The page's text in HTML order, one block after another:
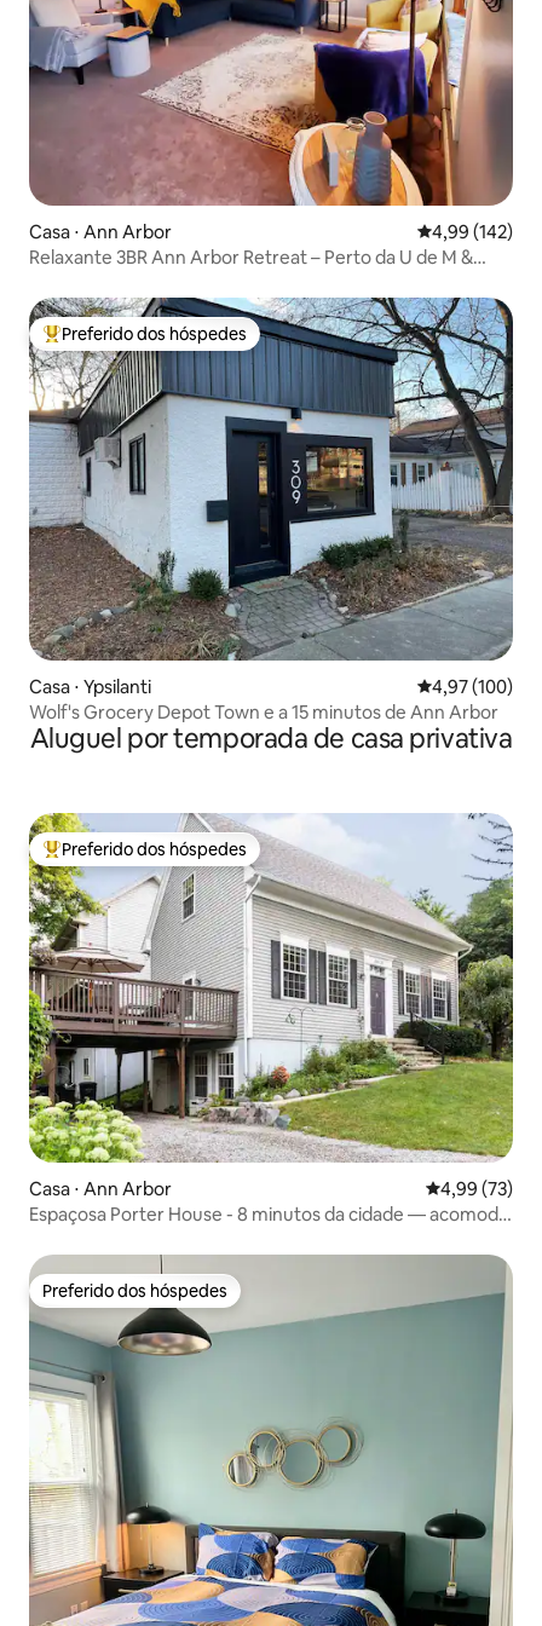
Casa ⋅ Ann Arbor 4,99 de uma
4,99 (142)
Relaxante 3BR Ann Arbor Retreat – Perto da U de M &
Entre os melhores preferidos dos hóspedes
Preferido dos hóspedes
Casa ⋅ Ypsilanti 4,97 de uma
4,97 (100)
Wolf's Grocery Depot Town e a 15 minutos de Ann Arbor
Aluguel por temporada de casa privativa
Entre os melhores preferidos dos hóspedes
Preferido dos hóspedes
Casa ⋅ Ann Arbor 4,99 de uma
4,99 (73)
Espaçosa Porter House - 8 minutos da cidade — acomoda
Preferido dos hóspedes
Preferido dos hóspedes